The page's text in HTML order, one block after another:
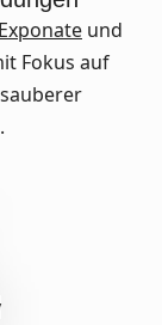
und
Fokus auf